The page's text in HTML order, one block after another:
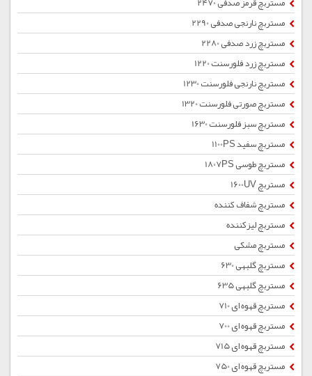
مستربچ نارنجی صدفی 2290
مستربچ زرد صدفی 2280
مستربچ زرد فلورسنت 1220
مستربچ نارنجی فلورسنت 1230
مستربچ صورتی فلورسنت 1320
مستربچ سبز فلورسنت 1630
مستربچ سفید 1100PS
مستربچ طوسی 1807PS
مستربچ 1600UV
مستربچ شفاف کننده
مستربچ لیزکننده
مستربچ مشکی
مستربچ گلبهی 630
مستربچ گلبهی 635
مستربچ قهوه ای 710
مستربچ قهوه ای 700
مستربچ قهوه ای 715
مستربچ قهوه ای 750